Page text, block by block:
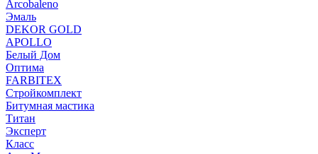
Arcobaleno
Эмаль
DEKOR GOLD
APOLLO
Белый Дом
Оптима
FARBITEX
Стройкомплект
Битумная мастика
Титан
Эксперт
Класс